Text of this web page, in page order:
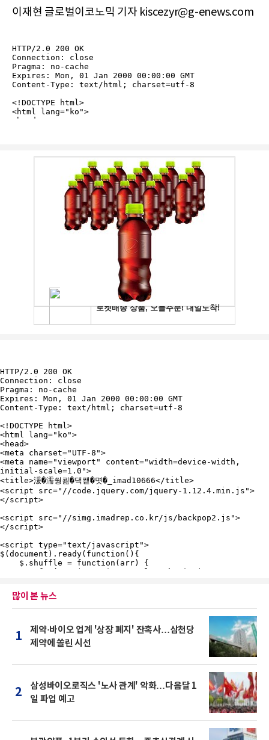
이재현 글로벌이코노믹 기자 kiscezyr@g-enews.com
많이 본 뉴스
1
제약·바이오 업계 '상장 폐지' 잔혹사…삼천당
제약에 쏠린 시선
2
삼성바이오로직스 '노사 관계' 악화…다음달 1
일 파업 예고